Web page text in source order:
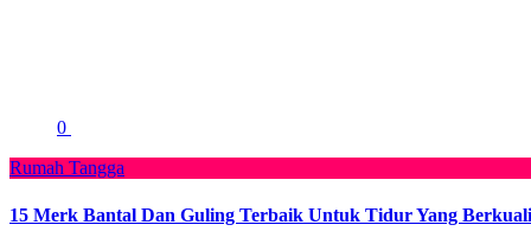
0
Rumah Tangga
15 Merk Bantal Dan Guling Terbaik Untuk Tidur Yang